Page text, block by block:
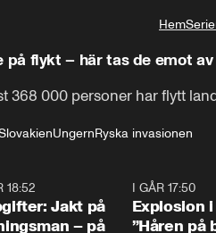
Hem
på flykt – här tas de emot
368 000 personer har flytt
UngernRyska invasionen
18:52
Jakt på
– på
I GÅR 17:50
Explosion
”Håren på